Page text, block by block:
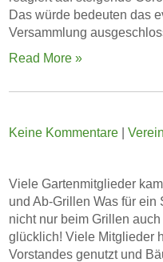
Das würde bedeuten das
Versammlung
Read More »
Keine Kommentare |
Viele Gartenmitglieder
und Ab-Grillen Was für
nicht nur beim Grillen
glücklich! Viele Mitglieder
Vorstandes genutzt und